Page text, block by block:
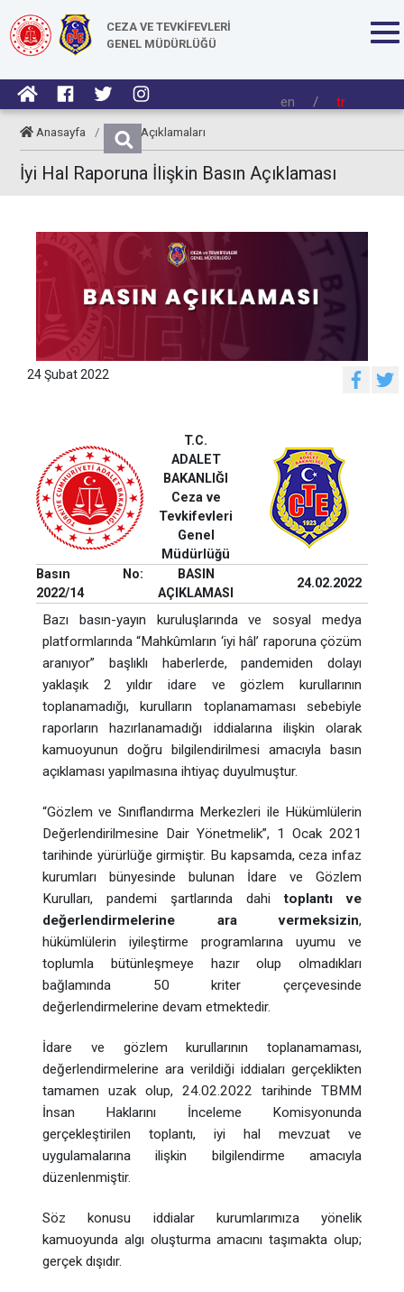
CEZA VE TEVKİFEVLERİ
GENEL MÜDÜRLÜĞÜ
en / tr
Anasayfa / Basın Açıklamaları
İyi Hal Raporuna İlişkin Basın Açıklaması
24 Şubat 2022
T.C.
ADALET
BAKANLIĞI
Ceza ve
Tevkifevleri
Genel
Müdürlüğü
Basın No:
2022/14
BASIN
AÇIKLAMASI
24.02.2022
Bazı basın-yayın kuruluşlarında ve sosyal medya
platformlarında “Mahkûmların ‘iyi hâl’ raporuna çözüm
aranıyor” başlıklı haberlerde, pandemiden dolayı
yaklaşık 2 yıldır idare ve gözlem kurullarının
toplanamadığı, kurulların toplanamaması sebebiyle
raporların hazırlanamadığı iddialarına ilişkin olarak
kamuoyunun doğru bilgilendirilmesi amacıyla basın
açıklaması yapılmasına ihtiyaç duyulmuştur.
“Gözlem ve Sınıflandırma Merkezleri ile Hükümlülerin
Değerlendirilmesine Dair Yönetmelik”, 1 Ocak 2021
tarihinde yürürlüğe girmiştir. Bu kapsamda, ceza infaz
kurumları bünyesinde bulunan İdare ve Gözlem
Kurulları, pandemi şartlarında dahitoplantı ve
değerlendirmelerine ara vermeksizin,
hükümlülerin iyileştirme programlarına uyumu ve
toplumla bütünleşmeye hazır olup olmadıkları
bağlamında 50 kriter çerçevesinde
değerlendirmelerine devam etmektedir.
İdare ve gözlem kurullarının toplanamaması,
değerlendirmelerine ara verildiği iddiaları gerçeklikten
tamamen uzak olup, 24.02.2022 tarihinde TBMM
İnsan Haklarını İnceleme Komisyonunda
gerçekleştirilen toplantı, iyi hal mevzuat ve
uygulamalarına ilişkin bilgilendirme amacıyla
düzenlenmiştir.
Söz konusu iddialar kurumlarımıza yönelik
kamuoyunda algı oluşturma amacını taşımakta olup;
gerçek dışıdır.